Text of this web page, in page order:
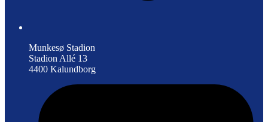
Munkesø Stadion
Stadion Allé 13
4400 Kalundborg